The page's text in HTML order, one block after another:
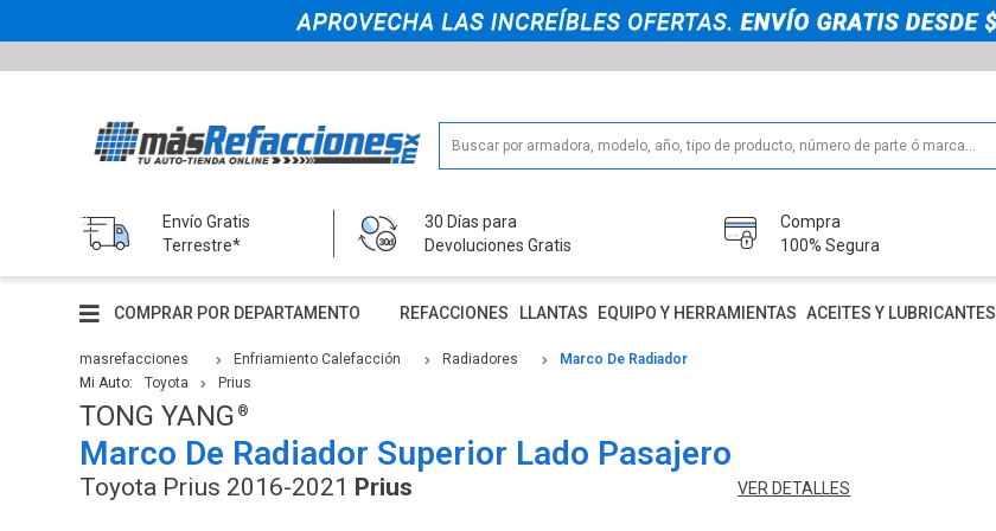
Envío Gratis
Terrestre*
30 Días para
Devoluciones Gratis
Compra
100% Segura
COMPRAR POR DEPARTAMENTO REFACCIONES LLANTAS EQUIPO Y HERRAMIENTAS ACEITES Y LUBRICANTES
masrefacciones Enfriamiento Calefacción Radiadores
Marco De Radiador
Mi Auto:
Toyota Prius
TONG YANG
Marco De Radiador Superior Lado Pasajero
Toyota Prius 2016-2021 Prius VER DETALLES